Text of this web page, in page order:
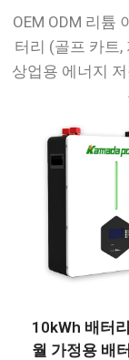
OEM ODM 리튬
터리 (골프 카트,
상업용 에너지
10kWh 배터
월 가정용 배